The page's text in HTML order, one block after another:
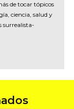
de tocar tópicos
ciencia, salud y
surrealista-